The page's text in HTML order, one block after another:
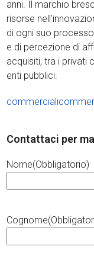
anni. Il marchio
risorse
di ogni suo
e di percezione di
acquisiti, tra i privati
enti pubblici.
commerciali
Contattaci per
Nome(Obbligatorio)
Cognome